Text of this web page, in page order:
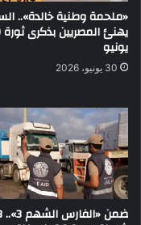
«ملحمة وطنية خالدة»..
يونيو
30 يونيو، 2026